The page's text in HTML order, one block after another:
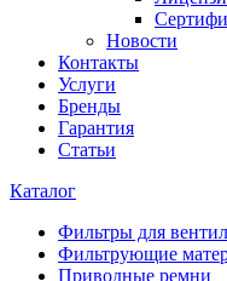
Новости
Контакты
Услуги
Бренды
Гарантия
Статьи
Каталог
Фильтры для
Фильтрующие
Приводные ремни